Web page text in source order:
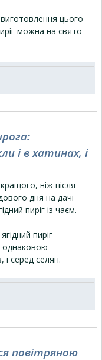
цього
можна на свято
і в хатинах, і
ніж після
дня на дачі
пиріг із чаєм.
пиріг
однаковою
і серед селян.
повітряною